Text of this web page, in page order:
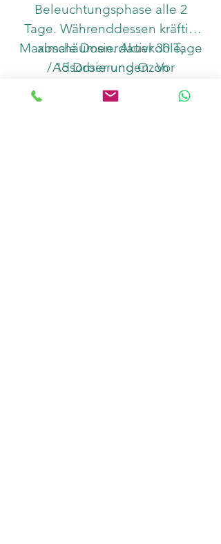
Beleuchtungsphase alle 2
Tage. Währenddessen kräftig
abschäumen. Aktivkohle,
Adsorber und Ozon
abschalten
Maximale Dosierdauer 30 Tage
/ 15 Dosierungen. Vor
Gebrauch ausführliche
Produktinformation